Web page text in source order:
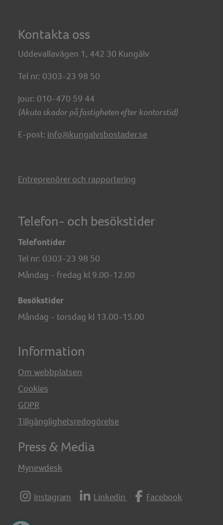
Kontakta oss
Uddevallavägen 1, 442 30 Kungälv
Tel nr: 0303-23 98 50
Jour: 010-470 59 44
(Akuta skador på fastigheten efter kontorstid)
E-post: info@kungalvsbostader.se
Entreprenörer och rapportering
Telefon- och besökstider
Telefontider
Tel nr: 0303-23 98 50
Måndag - fredag kl 9.00-12.00
Besökstider
Måndag - torsdag kl 13.00-15.00
Information
Om webbplatsen
Cookies
GDPR
Tillgänglighetsredogörelse
Press & Media
Mynewdesk
Instagram Linkedin Facebook